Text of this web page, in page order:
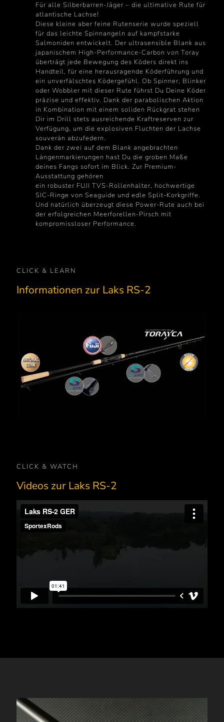
Für alle Silberbarren-Jäger – die ultimative Rute für
atlantische Lachse!
Diese kleine aber feine Rutenserie wurde speziell
für das leichte Spinnangeln auf kampfstarke
Salmoniden entwickelt. Der ultrasensible Blank aus
japanischem High-Performance-Carbon von Toray
überträgt jede Bewegung des Köders direkt ins
Handteil, für eine herausragende Köderführung und
ein unverfälschtes Ködergefühl. Ob Spinner, Blinker
oder Wobbler mit dieser Rute führst Du Deine Köder
präzise und effektiv. Dank der parabolischen Aktion
in Kombination mit einem soliden Rückgrat stehen
Dir im Drill stets ausreichende Kraftreserven zur
Verfügung, um die explosiven Fluchten der Lachse
souverän abzufedern.
Dank der zwei auf dem Blank angebrachten
Längenmarkierungen hast Du die groben Maße
deines Fangs sofort im Blick. Zur Premium-
Ausstattung gehören
ein robuster FUJI TVS-Rollenhalter, hochwertige
SIC-Ringe von Seaguide und edle Split-Korkgriffe.
Und natürlich überzeugt diese Power-Rute auch bei
der erfolgreichen Meerforellen-Pirsch mit
kompromissloser Performance.
CLICK & LEARN
Informationen zur Laks RS-2
TVS real seat
Toray High Performance
Carbon
tolles Material, leider in
Jahren in guter Qualität
teuer geworden. Dennoch,
Griffe sind zu 100% aus
in Premiumklassen 3A bis
ist ein reines Naturprodukt.
und gelegentlich
Der Rutenblank biegt sich
Rutenspitze bis zur Mitte des
Der Rest des Blanks hat ein
Rückgrat“.
• sicherer Anhieb über
Für uns macht diese Hakenöse am
meisten Sinn. Sehr Stabil und mit
großer Öse für die allermeisten Haken.
Dabei nicht störend am Blank oder
Finger.
Titanium KW SIC/p>
CLICK & WATCH
Videos zur Laks RS-2